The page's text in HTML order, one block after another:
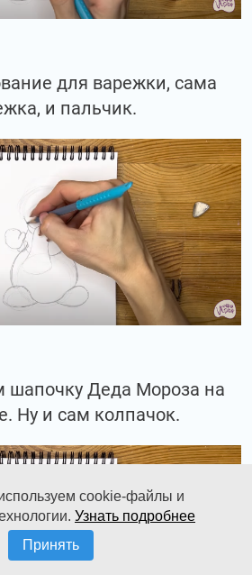
для варежки, сама
и пальчик.
шапочку Деда Мороза на
Ну и сам колпачок.
cookie-файлы и
Узнать подробнее
Принять